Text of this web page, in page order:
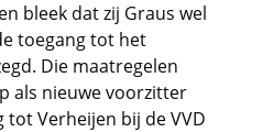
bleek dat zij Graus wel
toegang tot het
Die maatregelen
als nieuwe voorzitter
Verheijen bij de VVD